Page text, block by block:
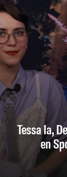
Tessa Ia,
en